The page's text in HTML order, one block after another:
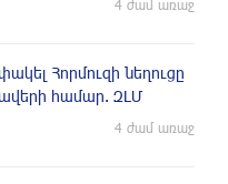
4 ժամ առաջ
Հորմուզի նեղուցը
համար. ԶԼՄ
4 ժամ առաջ